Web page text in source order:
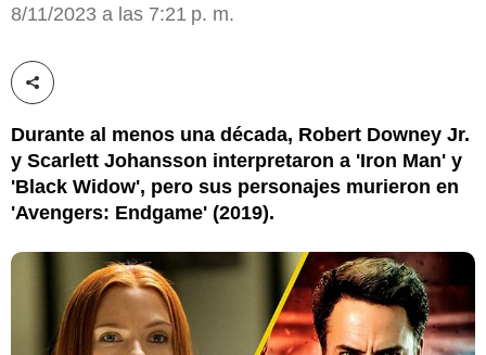
8/11/2023 a las 7:21 p. m.
Compartir esta noticia
Durante al menos una década, Robert Downey Jr.
y Scarlett Johansson interpretaron a 'Iron Man' y
'Black Widow', pero sus personajes murieron en
'Avengers: Endgame' (2019).